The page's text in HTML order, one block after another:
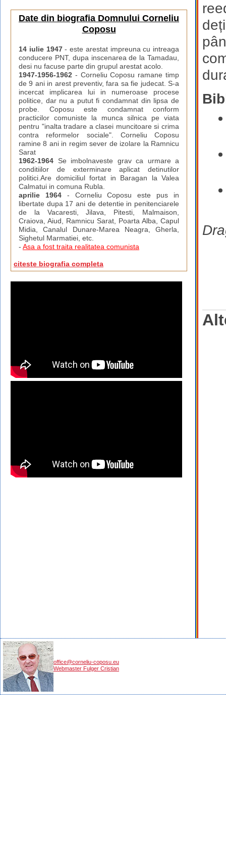
Date din biografia Domnului Corneliu
Coposu
14 iulie 1947- este arestat impreuna cu intreaga
conducere PNT, dupa inscenarea de la Tamadau,
desi nu facuse parte din grupul arestat acolo.
1947-1956-1962 - Corneliu Coposu ramane timp
de 9 ani in arest preventiv, fara sa fie judecat. S-a
incercat implicarea lui in numeroase procese
politice, dar nu a putut fi condamnat din lipsa de
probe. Coposu este condamnat conform
practicilor comuniste la munca silnica pe viata
pentru "inalta tradare a clasei muncitoare si crima
contra reformelor sociale". Corneliu Coposu
ramine 8 ani in regim sever de izolare la Ramnicu
Sarat
1962-1964 Se imbolnaveste grav ca urmare a
conditiilor de exterminare aplicat detinutilor
politici.Are domiciliul fortat in Baragan la Valea
Calmatui in comuna Rubla.
aprilie 1964- Corneliu Coposu este pus in
libertate dupa 17 ani de detentie in penitenciarele
de la Vacaresti, Jilava, Pitesti, Malmaison,
Craiova, Aiud, Ramnicu Sarat, Poarta Alba, Capul
Midia, Canalul Dunare-Marea Neagra, Gherla,
Sighetul Marmatiei, etc.
- Asa a fost traita realitatea comunista
citeste biografia completa
office@corneliu-coposu.eu
Webmaster Fulger Cristian